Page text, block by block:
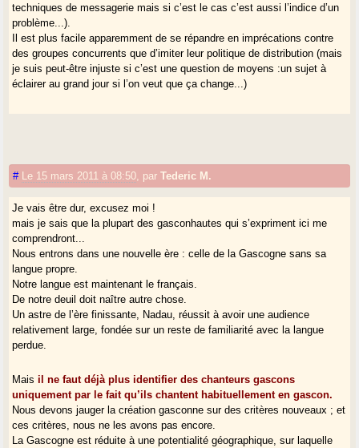
techniques de messagerie mais si c’est le cas c’est aussi l’indice d’un
problème...).
Il est plus facile apparemment de se répandre en imprécations contre
des groupes concurrents que d’imiter leur politique de distribution (mais
je suis peut-être injuste si c’est une question de moyens :un sujet à
éclairer au grand jour si l’on veut que ça change...)
# Le 15 mars 2011 à 08:50 parTederic M.
Je vais être dur, excusez moi !
mais je sais que la plupart des gasconhautes qui s’expriment ici me
comprendront...
Nous entrons dans une nouvelle ère : celle de la Gascogne sans sa
langue propre.
Notre langue est maintenant le français.
De notre deuil doit naître autre chose.
Un astre de l’ère finissante, Nadau, réussit à avoir une audience
relativement large, fondée sur un reste de familiarité avec la langue
perdue.
Maisil ne faut déjà plus identifier des chanteurs gascons
uniquement par le fait qu’ils chantent habituellement en gascon.
Nous devons jauger la création gasconne sur des critères nouveaux ; et
ces critères, nous ne les avons pas encore.
La Gascogne est réduite à une potentialité géographique, sur laquelle